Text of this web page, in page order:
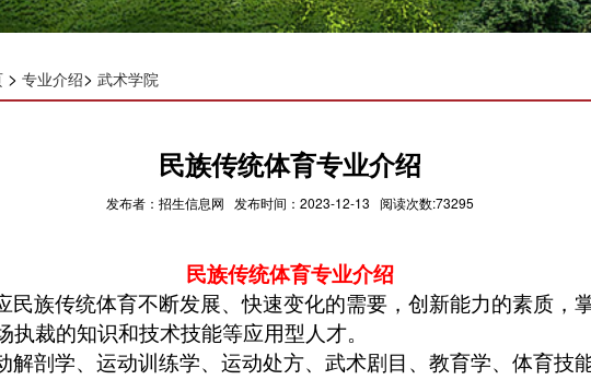
> 专业介绍> 武术学院
民族传统体育专业介绍
发布者：招生信息网 发布时间：2023-12-13 阅读次数:73295
民族传统体育专业介绍
民族传统体育不断发展、快速变化的需要，创新能力的素质，
执裁的知识和技术技能等应用型人才。
解剖学、运动训练学、运动处方、武术剧目、教育学、 体育技